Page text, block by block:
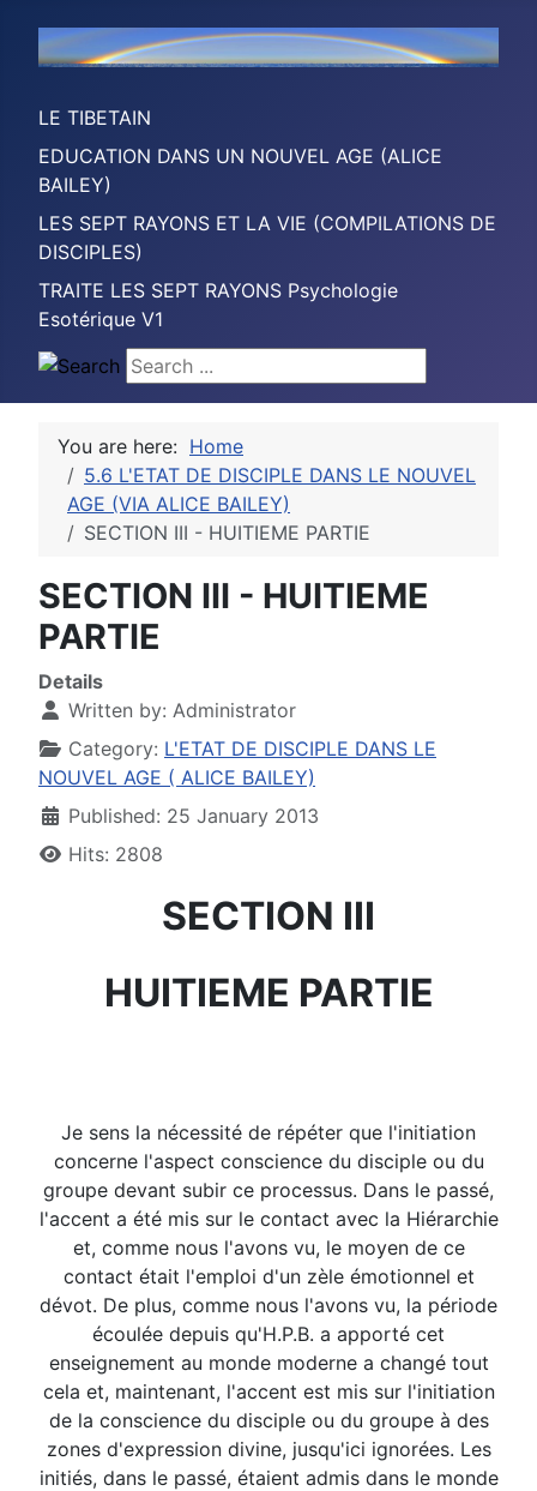
LE TIBETAIN
EDUCATION DANS UN NOUVEL AGE (ALICE
BAILEY)
LES SEPT RAYONS ET LA VIE (COMPILATIONS DE
DISCIPLES)
TRAITE LES SEPT RAYONS Psychologie
Esotérique V1
Search ...
You are here: Home
5.6 L'ETAT DE DISCIPLE DANS LE NOUVEL
AGE (VIA ALICE BAILEY)
SECTION III - HUITIEME PARTIE
SECTION III - HUITIEME
PARTIE
Details
Written by: Administrator
Category: L'ETAT DE DISCIPLE DANS LE
NOUVEL AGE ( ALICE BAILEY)
Published: 25 January 2013
Hits: 2808
SECTION III
HUITIEME PARTIE
Je sens la nécessité de répéter que l'initiation
concerne l'aspect conscience du disciple ou du
groupe devant subir ce processus. Dans le passé,
l'accent a été mis sur le contact avec la Hiérarchie
et, comme nous l'avons vu, le moyen de ce
contact était l'emploi d'un zèle émotionnel et
dévot. De plus, comme nous l'avons vu, la période
écoulée depuis qu'H.P.B. a apporté cet
enseignement au monde moderne a changé tout
cela et, maintenant, l'accent est mis sur l'initiation
de la conscience du disciple ou du groupe à des
zones d'expression divine, jusqu'ici ignorées. Les
initiés, dans le passé, étaient admis dans le monde